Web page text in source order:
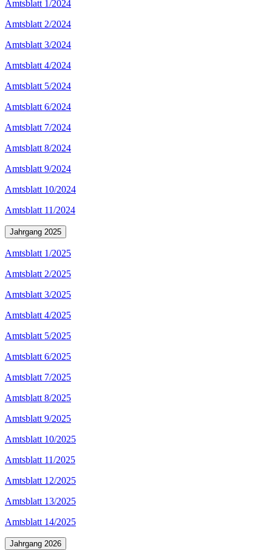
Amtsblatt 1/2024
Amtsblatt 2/2024
Amtsblatt 3/2024
Amtsblatt 4/2024
Amtsblatt 5/2024
Amtsblatt 6/2024
Amtsblatt 7/2024
Amtsblatt 8/2024
Amtsblatt 9/2024
Amtsblatt 10/2024
Amtsblatt 11/2024
Jahrgang 2025
Amtsblatt 1/2025
Amtsblatt 2/2025
Amtsblatt 3/2025
Amtsblatt 4/2025
Amtsblatt 5/2025
Amtsblatt 6/2025
Amtsblatt 7/2025
Amtsblatt 8/2025
Amtsblatt 9/2025
Amtsblatt 10/2025
Amtsblatt 11/2025
Amtsblatt 12/2025
Amtsblatt 13/2025
Amtsblatt 14/2025
Jahrgang 2026